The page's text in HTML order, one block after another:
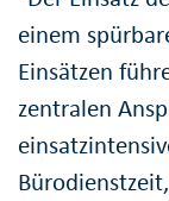
einem
Einsätzen
zentralen